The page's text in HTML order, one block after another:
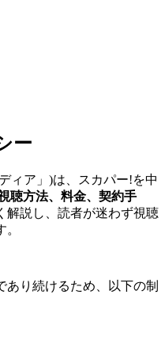
ー
ィア」)は、スカパー!を中
聴方法、料金、契約手
解説し、読者が迷わず視聴
あり続けるため、以下の制